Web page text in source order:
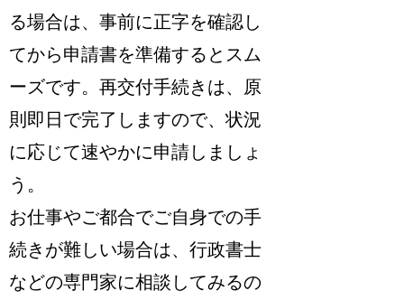
る場合は、事前に正字を確認し
てから申請書を準備するとスム
ーズです。再交付手続きは、原
則即日で完了しますので、状況
に応じて速やかに申請しましょ
う。
お仕事やご都合でご自身での手
続きが難しい場合は、行政書士
などの専門家に相談してみるの